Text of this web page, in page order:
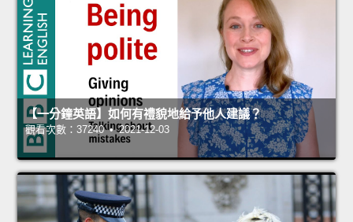
【一分鐘英語】如何有禮貌地給予他人建議？
觀看次數：37240 • 2021-12-03